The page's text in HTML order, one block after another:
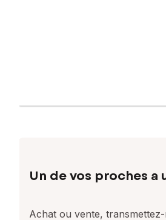
Un de vos proches
Achat ou vente, transmettez-